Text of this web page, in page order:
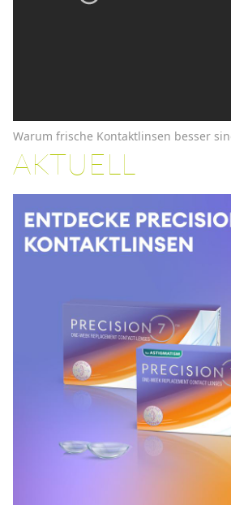
Warum frische Kontaktlinsen besser
AKTUELL